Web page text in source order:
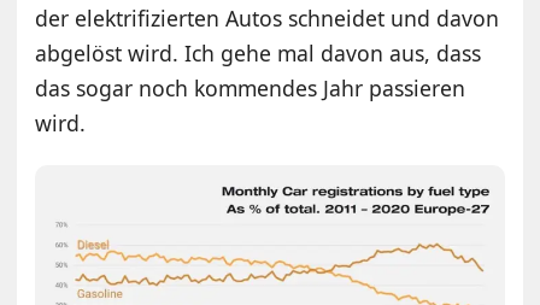
der elektrifizierten Autos schneidet und davon
abgelöst wird. Ich gehe mal davon aus, dass
das sogar noch kommendes Jahr passieren
wird.